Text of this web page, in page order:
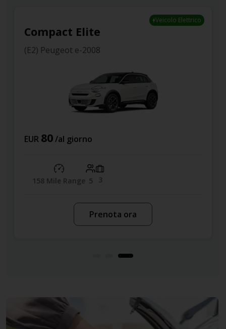
Standard
(J6) Audi Q3 GPS
EUR76 /al giorno
39 MPG 5 3
Prenota ora